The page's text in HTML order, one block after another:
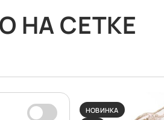
НА СЕТКЕ
НОВИНКА